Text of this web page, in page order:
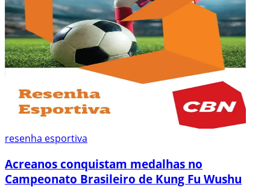
resenha esportiva
Acreanos conquistam medalhas no
Campeonato Brasileiro de Kung Fu Wushu